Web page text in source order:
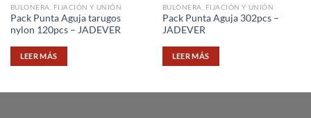
BULONERA, FIJACIÓN Y UNIÓN
Pack Punta Aguja tarugos
nylon 120pcs – JADEVER
LEER MÁS
BULONERA, FIJACIÓN Y UNIÓN
Pack Punta Aguja 302pcs –
JADEVER
LEER MÁS